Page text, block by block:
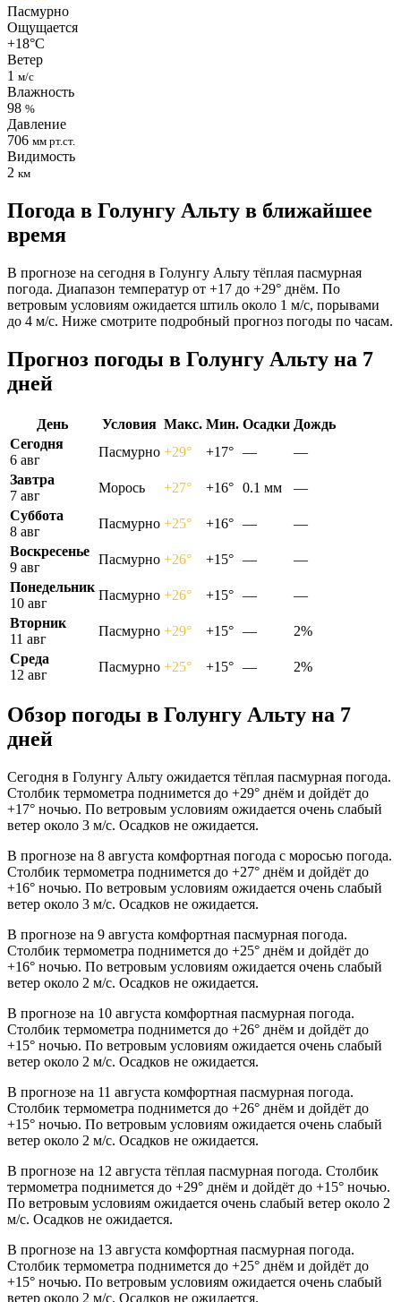
Пасмурно
Ощущается
+18°C
Ветер
1 м/с
Влажность
98 %
Давление
706 мм рт.ст.
Видимость
2 км
Погода в Голунгу Альту в ближайшее
время
В прогнозе на сегодня в Голунгу Альту тёплая пасмурная
погода. Диапазон температур от +17 до +29° днём. По
ветровым условиям ожидается штиль около 1 м/с, порывами
до 4 м/с. Ниже смотрите подробный прогноз погоды по часам.
Прогноз погоды в Голунгу Альту на 7
дней
День Условия Макс. Мин. Осадки Дождь
Сегодня
6 авг
Пасмурно +29° +17° —
—
Завтра
7 авг
Морось +27° +16° 0.1 мм
—
Суббота
8 авг
Пасмурно +25° +16° —
—
Воскресенье
9 авг
Пасмурно +26° +15° —
—
Понедельник
10 авг
Пасмурно +26° +15° —
—
Вторник
11 авг
Пасмурно +29° +15° —
2%
Среда
12 авг
Пасмурно +25° +15° — 2%
Обзор погоды в Голунгу Альту на 7
дней
Сегодня в Голунгу Альту ожидается тёплая пасмурная погода.
Столбик термометра поднимется до +29° днём и дойдёт до
+17° ночью. По ветровым условиям ожидается очень слабый
ветер около 3 м/с. Осадков не ожидается.
В прогнозе на 8 августа комфортная погода с моросью погода.
Столбик термометра поднимется до +27° днём и дойдёт до
+16° ночью. По ветровым условиям ожидается очень слабый
ветер около 3 м/с. Осадков не ожидается.
В прогнозе на 9 августа комфортная пасмурная погода.
Столбик термометра поднимется до +25° днём и дойдёт до
+16° ночью. По ветровым условиям ожидается очень слабый
ветер около 2 м/с. Осадков не ожидается.
В прогнозе на 10 августа комфортная пасмурная погода.
Столбик термометра поднимется до +26° днём и дойдёт до
+15° ночью. По ветровым условиям ожидается очень слабый
ветер около 2 м/с. Осадков не ожидается.
В прогнозе на 11 августа комфортная пасмурная погода.
Столбик термометра поднимется до +26° днём и дойдёт до
+15° ночью. По ветровым условиям ожидается очень слабый
ветер около 2 м/с. Осадков не ожидается.
В прогнозе на 12 августа тёплая пасмурная погода. Столбик
термометра поднимется до +29° днём и дойдёт до +15° ночью.
По ветровым условиям ожидается очень слабый ветер около 2
м/с. Осадков не ожидается.
В прогнозе на 13 августа комфортная пасмурная погода.
Столбик термометра поднимется до +25° днём и дойдёт до
+15° ночью. По ветровым условиям ожидается очень слабый
ветер около 2 м/с. Осадков не ожидается.